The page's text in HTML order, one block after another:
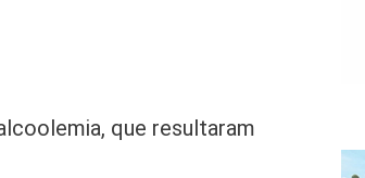
que resultaram